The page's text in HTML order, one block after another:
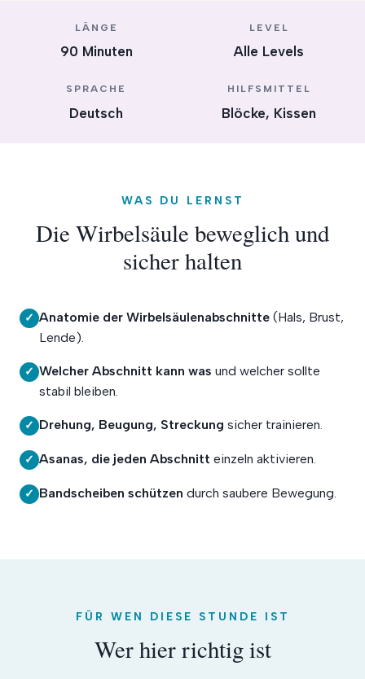
LÄNGE
90 Minuten
LEVEL
Alle Levels
SPRACHE
Deutsch
HILFSMITTEL
Blöcke, Kissen
WAS DU LERNST
Die Wirbelsäule beweglich und
sicher halten
✓ Anatomie der Wirbelsäulenabschnitte (Hals, Brust,
Lende).
✓ Welcher Abschnitt kann was und welcher sollte
stabil bleiben.
✓ Drehung, Beugung, Streckung sicher trainieren.
✓ Asanas, die jeden Abschnitt einzeln aktivieren.
✓ Bandscheiben schützen durch saubere Bewegung.
FÜR WEN DIESE STUNDE IST
Wer hier richtig ist